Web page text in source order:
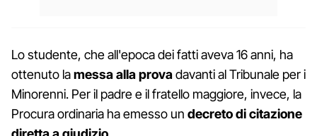
Lo studente, che all'epoca dei fatti aveva 16 anni, ha
ottenuto lamessa alla provadavanti al Tribunale per i
Minorenni. Per il padre e il fratello maggiore, invece, la
Procura ordinaria ha emesso un decreto di citazione